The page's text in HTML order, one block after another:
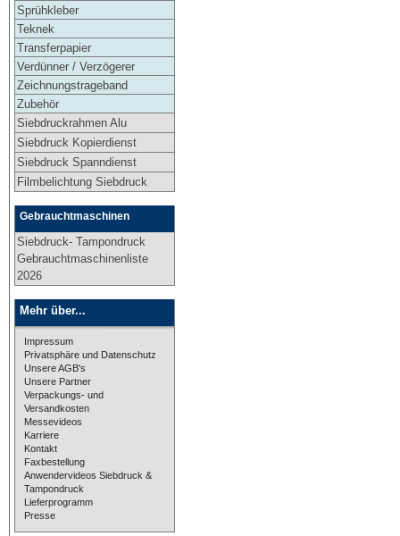
Sprühkleber
Teknek
Transferpapier
Verdünner / Verzögerer
Zeichnungstrageband
Zubehör
Siebdruckrahmen Alu
Siebdruck Kopierdienst
Siebdruck Spanndienst
Filmbelichtung Siebdruck
Gebrauchtmaschinen
Siebdruck- Tampondruck
Gebrauchtmaschinenliste
2026
Mehr über...
Impressum
Privatsphäre und Datenschutz
Unsere AGB's
Unsere Partner
Verpackungs- und
Versandkosten
Messevideos
Karriere
Kontakt
Faxbestellung
Anwendervideos Siebdruck &
Tampondruck
Lieferprogramm
Presse